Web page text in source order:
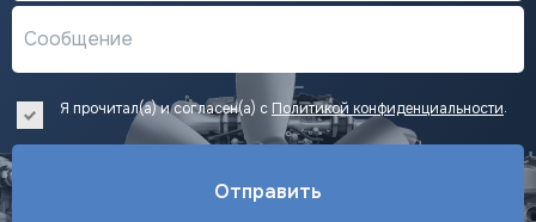
Сообщение
Я прочитал(а) и согласен(а) с Политикой конфиденциальности.
Отправить